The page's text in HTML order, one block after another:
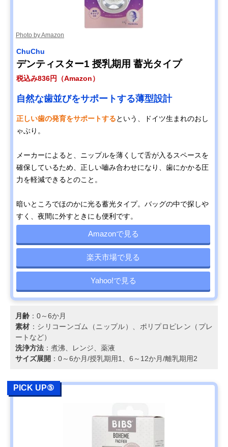
Photo by Amazon
ChuChu
デンティスター1 授乳期用 蓄光タイプ
税込み836円（Amazon）
自然な歯並びをサポートする薄型設計
正しい歯の発育をサポートするという、ドイツ生まれのおし
ゃぶり。
メーカーによると、ニップルを薄くして舌が入るスペースを
確保しているため、正しい嚙み合わせになり、歯にかかる圧
力を軽減できるとのこと。
暗いところでほのかに光る蓄光タイプ。バッグの中で探しや
すく、夜間に外すときにも便利です。
Amazonで見る
楽天市場で見る
Yahoo!で見る
月齢 ：0～6か月
素材 ：シリコーンゴム（ニップル）、ポリプロピレン（プレ
ートなど）
洗浄方法 ：煮沸、レンジ、薬液
サイズ展開 ：0～6か月/授乳期用1、6～12か月/離乳期用2
PICK UP⑤